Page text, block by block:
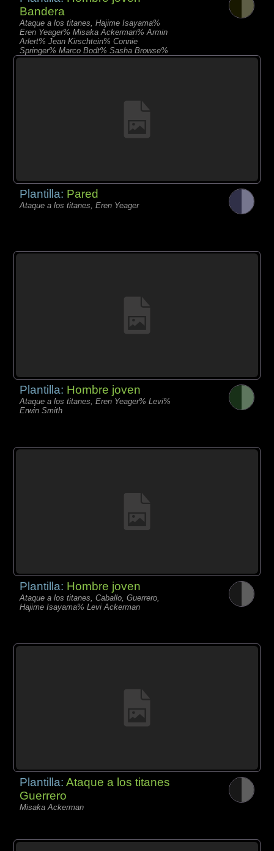
Bandera
Ataque a los titanes, Hajime Isayama%
Eren Yeager% Misaka Ackerman% Armin
Arlert% Jean Kirschtein% Connie
Springer% Marco Bodt% Sasha Browse%
Annie Leonhardt% Christa Lenz
Plantilla: Pared
Ataque a los titanes, Eren Yeager
Plantilla: Hombre joven
Ataque a los titanes, Eren Yeager% Levi%
Erwin Smith
Plantilla: Hombre joven
Ataque a los titanes, Caballo, Guerrero,
Hajime Isayama% Levi Ackerman
Plantilla:Ataque a los titanes
Guerrero
Misaka Ackerman